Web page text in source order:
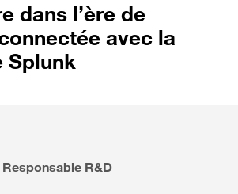
dans l’ère de
avec la
Splunk
R&D